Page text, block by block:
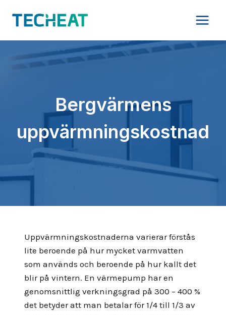
Bergvärmens
uppvärmningskostnad
Uppvärmningskostnaderna varierar förstås
lite beroende på hur mycket varmvatten
som används och beroende på hur kallt det
blir på vintern. En värmepump har en
genomsnittlig verkningsgrad på 300 – 400 %
det betyder att man betalar för 1/4 till 1/3 av